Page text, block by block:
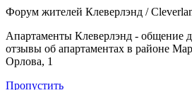
Форум жителей Клеверлэнд /
Апартаменты Клеверлэнд - общение
отзывы об апартаментах в районе
Орлова, 1
Пропустить